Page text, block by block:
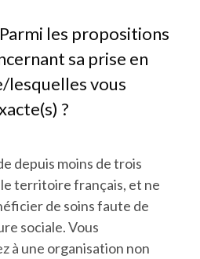
les propositions
sa prise en
lesquelles vous
?
depuis moins de trois
le territoire français, et ne
de soins faute de
sociale. Vous
à une organisation non